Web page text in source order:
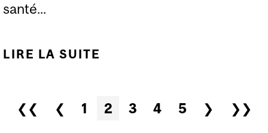
santé...
LIRE LA SUITE
LIGNE MODAL DU
Pages
❮❮ ❮ 1 2 3 4 5 ❯
❯❯